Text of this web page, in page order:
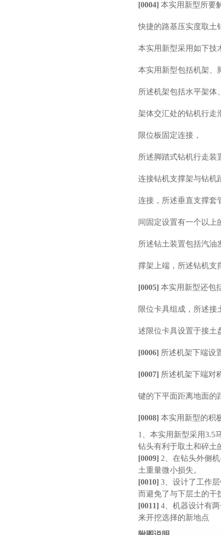
[0004] 本实用新型所要
快捷的路基压实度取土
本实用新型采用如下技
本实用新型包括机架、
所述机架包括水平架体
架体交汇处的钻机行走
限位板固定连接，
所述脚踏式钻机行走装
连接钻机支撑架与钻机
连接，所述垂直支撑套
间固定设置有一个以上
所述钻土装置包括汽油
撑架上端，所述钻机支
[0005] 本实用新型还包
限位卡具组成，所述接
述限位卡具设置于接土
[0006] 所述机架下端设
[0007] 所述机架下端对
键的下平面距离地面的
[0008] 本实用新型的积
1
、本实用新型采用3.5
钻头有利于取土和碎土
[0009] 2 、在钻头外侧
土重量微小损失。
[0010] 3 、设计了工作
而避免了与下层土的干
[0011] 4 、机器设计有
来开挖选择的新地点